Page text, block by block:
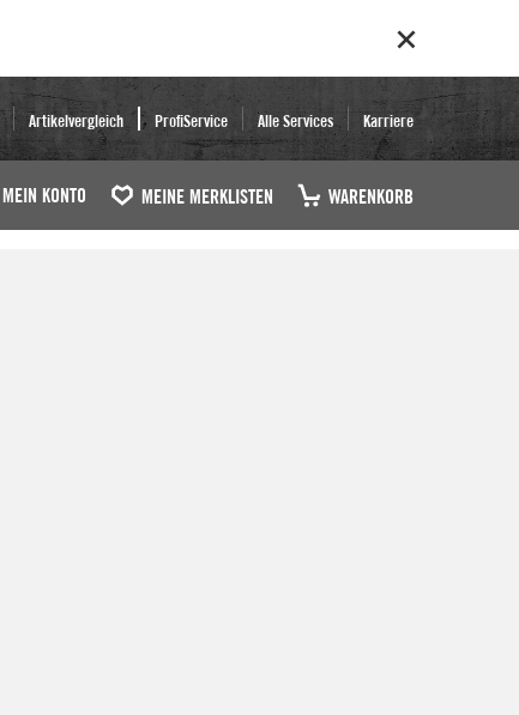
Artikelvergleich ProfiService Alle Services Karriere
MEIN KONTO MEINE MERKLISTEN WARENKORB